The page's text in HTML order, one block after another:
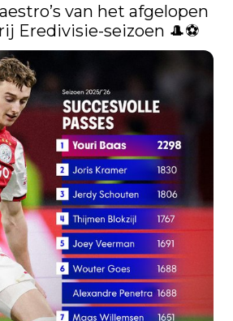
van het afgelopen
Eredivisie-seizoen 🎩⚽️